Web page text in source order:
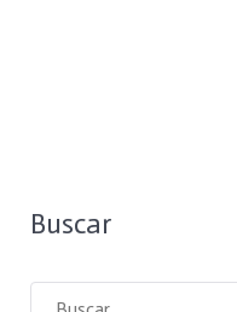
Buscar
Buscar: